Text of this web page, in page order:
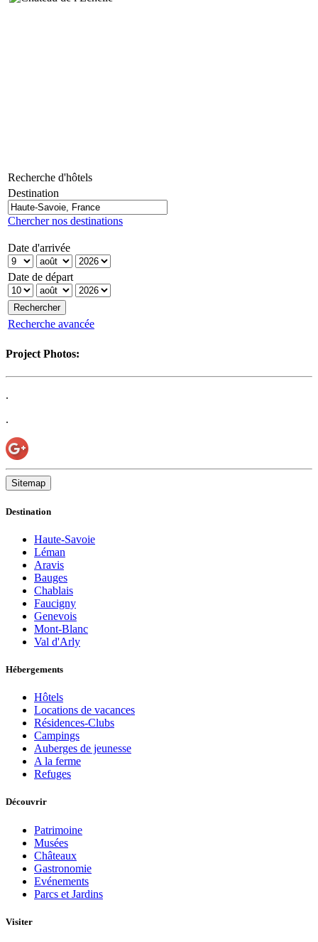
Recherche d'hôtels
Destination
Chercher nos destinations
Date d'arrivée
Date de départ
Recherche avancée
Project Photos:
.
.
Sitemap
Destination
Haute-Savoie
Léman
Aravis
Bauges
Chablais
Faucigny
Genevois
Mont-Blanc
Val d'Arly
Hébergements
Hôtels
Locations de vacances
Résidences-Clubs
Campings
Auberges de jeunesse
A la ferme
Refuges
Découvrir
Patrimoine
Musées
Châteaux
Gastronomie
Evénements
Parcs et Jardins
Visiter